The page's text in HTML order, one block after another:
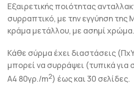
Εξαιρετικής ποιότητας
συρραπτικό, με την εγγύηση της
κράμα μετάλλου, με ασημί χρώμα.
Κάθε σύρμα έχει διαστάσεις
μπορεί να συρράψει (τυπικά για
Α4 80γρ./m2) έως και 30 σελίδες.